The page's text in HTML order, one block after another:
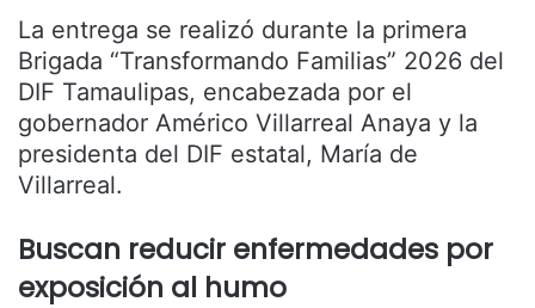
La entrega se realizó durante la primera
Brigada “Transformando Familias” 2026 del
DIF Tamaulipas, encabezada por el
gobernador Américo Villarreal Anaya y la
presidenta del DIF estatal, María de
Villarreal.
Buscan reducir enfermedades por
exposición al humo